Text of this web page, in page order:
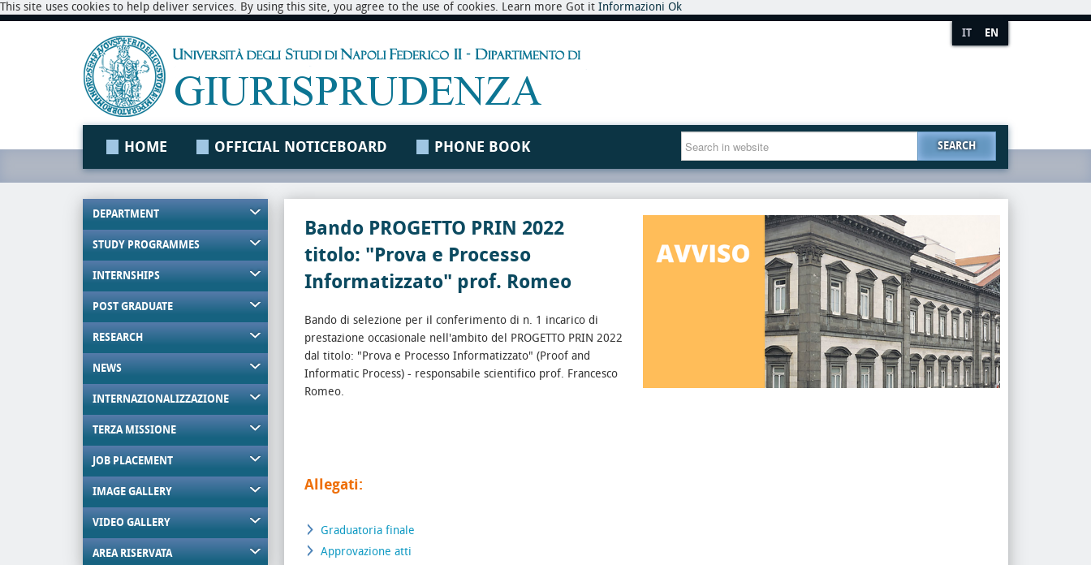
This site uses cookies to help deliver services. By using this site, you agree to the use of cookies. Learn more Got it Informazioni Ok
IT EN
HOME OFFICIAL NOTICEBOARD PHONE BOOK SEARCH
DEPARTMENT
STUDY PROGRAMMES
INTERNSHIPS
POST GRADUATE
RESEARCH
NEWS
INTERNAZIONALIZZAZIONE
TERZA MISSIONE
JOB PLACEMENT
IMAGE GALLERY
VIDEO GALLERY
AREA RISERVATA
Bando PROGETTO PRIN 2022
titolo: "Prova e Processo
Informatizzato" prof. Romeo
Bando di selezione per il conferimento di n. 1 incarico di
prestazione occasionale nell'ambito del PROGETTO PRIN 2022
dal titolo: "Prova e Processo Informatizzato" (Proof and
Informatic Process) - responsabile scientifico prof. Francesco
Romeo.
Allegati:
Graduatoria finale
Approvazione atti